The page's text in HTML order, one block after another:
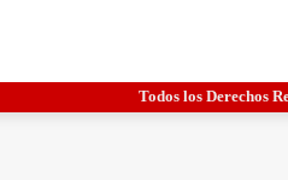
Todos los Derechos